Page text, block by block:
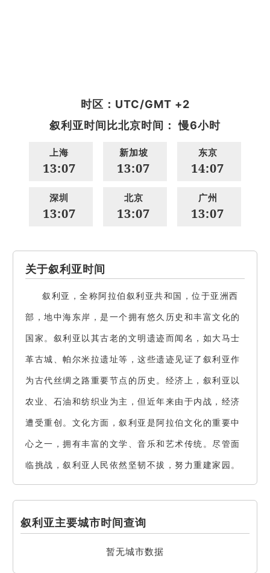
时区：UTC/GMT +2
叙利亚时间比北京时间： 慢6小时
上海
13:07
新加坡
13:07
东京
14:07
深圳
13:07
北京
13:07
广州
13:07
关于叙利亚时间
叙利亚，全称阿拉伯叙利亚共和国，位于亚洲西
部，地中海东岸，是一个拥有悠久历史和丰富文化的
国家。叙利亚以其古老的文明遗迹而闻名，如大马士
革古城、帕尔米拉遗址等，这些遗迹见证了叙利亚作
为古代丝绸之路重要节点的历史。经济上，叙利亚以
农业、石油和纺织业为主，但近年来由于内战，经济
遭受重创。文化方面，叙利亚是阿拉伯文化的重要中
心之一，拥有丰富的文学、音乐和艺术传统。尽管面
临挑战，叙利亚人民依然坚韧不拔，努力重建家园。
叙利亚主要城市时间查询
暂无城市数据